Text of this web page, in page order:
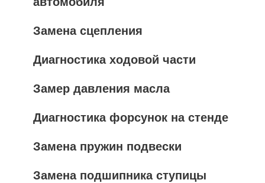
Замена сцепления
Диагностика ходовой части
Замер давления масла
Диагностика форсунок на стенде
Замена пружин подвески
Замена подшипника ступицы